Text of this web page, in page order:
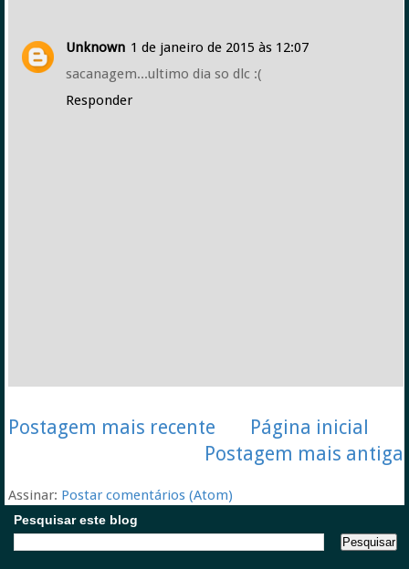
Unknown 1 de janeiro de 2015 às 12:07
sacanagem...ultimo dia so dlc :(
Responder
Postagem mais recente
Postagem mais antiga
Página inicial
Assinar: Postar comentários (Atom)
Pesquisar este blog